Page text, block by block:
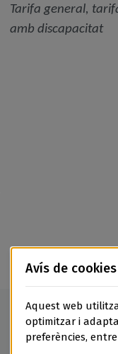
Tarifa general,
amb discapacitat
Avís de cookies
Aquest web
optimitzar i
preferències,